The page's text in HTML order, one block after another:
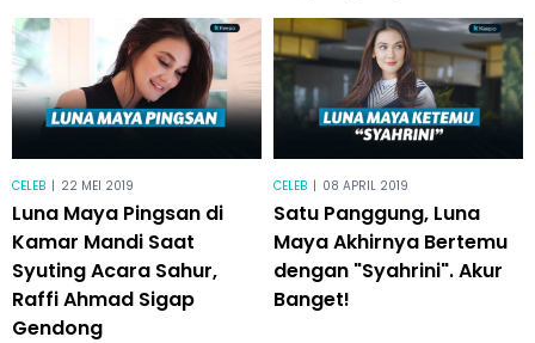
CELEB | 22 MEI 2019
Luna Maya Pingsan di
Kamar Mandi Saat
Syuting Acara Sahur,
Raffi Ahmad Sigap
Gendong
CELEB | 08 APRIL 2019
Satu Panggung, Luna
Maya Akhirnya Bertemu
dengan "Syahrini". Akur
Banget!